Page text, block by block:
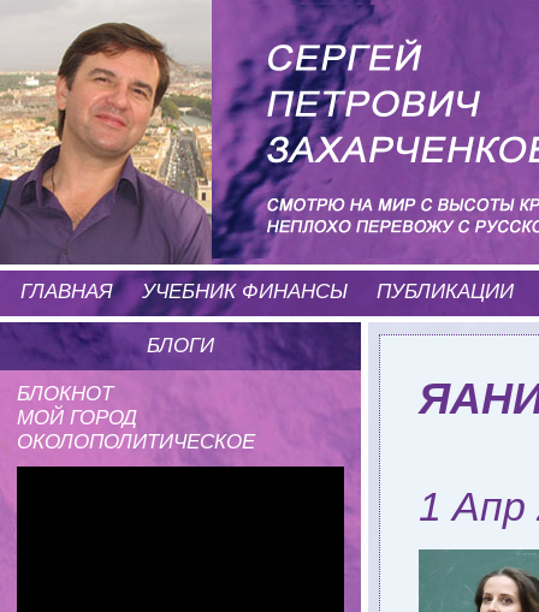
ГЛАВНАЯ УЧЕБНИК ФИНАНСЫ ПУБЛИКАЦИИ
БЛОГИ
БЛОКНОТ
МОЙ ГОРОД
ОКОЛОПОЛИТИЧЕСКОЕ
1 Апр